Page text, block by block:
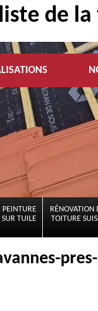
de
PEINTURE
SUR TUILE
RÉNOVATION
TOITURE